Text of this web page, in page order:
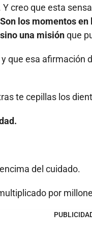
creo que esta
Son los momentos en
una misiónque
que esa afirmación
te cepillas los
del cuidado.
por